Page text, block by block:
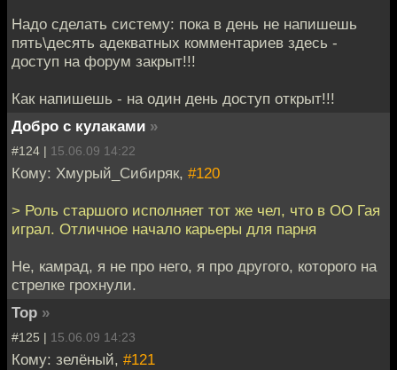
Надо сделать систему: пока в день не напишешь
пять\десять адекватных комментариев здесь -
доступ на форум закрыт!!!
Как напишешь - на один день доступ открыт!!!
Добро с кулаками »
#124 | 15.06.09 14:22
Кому: Хмурый_Сибиряк, #120
> Роль старшого исполняет тот же чел, что в ОО Гая
играл. Отличное начало карьеры для парня
Не, камрад, я не про него, я про другого, которого на
стрелке грохнули.
Тор »
#125 | 15.06.09 14:23
Кому: зелёный, #121